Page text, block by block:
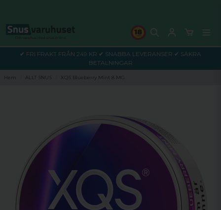
✔ FRI FRAKT FRÅN 249 KR ✔ SNABBA LEVERANSER ✔ SÄKRA
BETALNINGAR
Hem ALLT SNUS XQS Blueberry Mint 8 MG